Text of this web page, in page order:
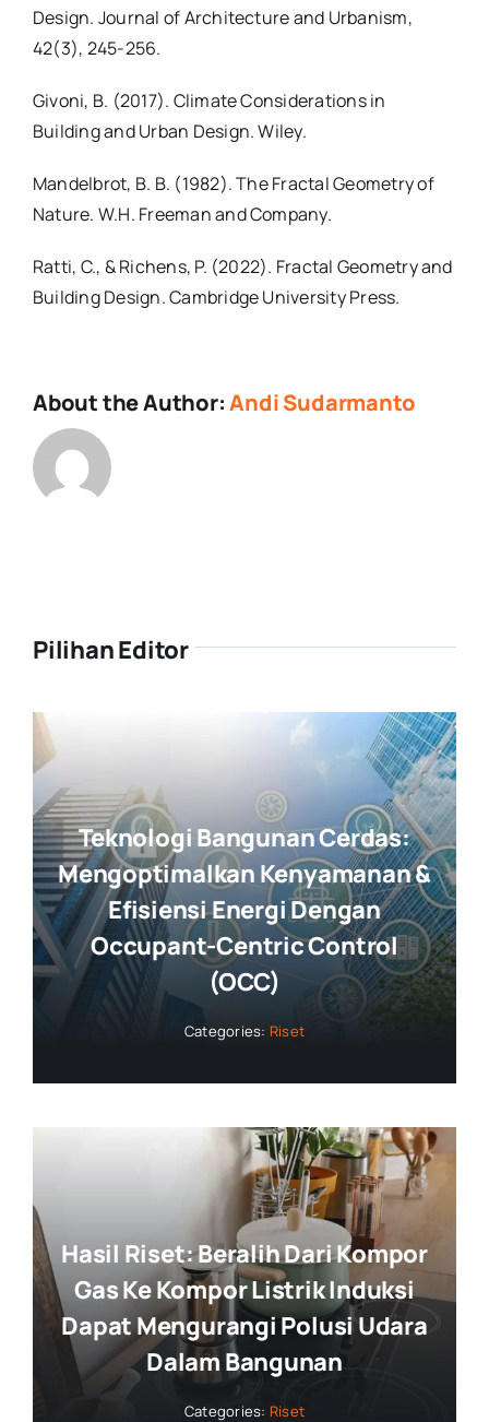
Design. Journal of Architecture and Urbanism,
42(3), 245-256.
Givoni, B. (2017). Climate Considerations in
Building and Urban Design. Wiley.
Mandelbrot, B. B. (1982). The Fractal Geometry of
Nature. W.H. Freeman and Company.
Ratti, C., & Richens, P. (2022). Fractal Geometry and
Building Design. Cambridge University Press.
About the Author:Andi Sudarmanto
Pilihan Editor
Teknologi Bangunan Cerdas:
Mengoptimalkan Kenyamanan &
Efisiensi Energi Dengan
Occupant-Centric Control
(OCC)
Categories: Riset
Hasil Riset: Beralih Dari Kompor
Gas Ke Kompor Listrik Induksi
Dapat Mengurangi Polusi Udara
Dalam Bangunan
Categories: Riset